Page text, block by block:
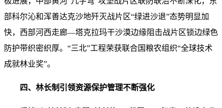
部科尔沁和浑善达克沙地歼灭战片区“绿进沙退”态势明显加
快，西部河西走廊—塔克拉玛干沙漠边缘阻击战片区锁边绿色
防护带织密织厚。“三北”工程荣获联合国粮农组织“全球技术
成就林业奖”。
四、林长制引领资源保护管理不断强化